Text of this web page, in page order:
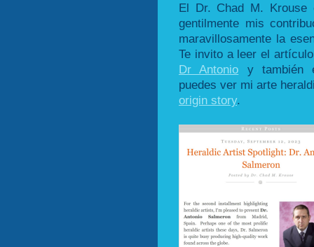
El Dr. Chad M. Krouse
gentilmente mis
maravillosamente la
Te invito a leer el
Dr Antonio y
puedes ver mi arte
origin story.